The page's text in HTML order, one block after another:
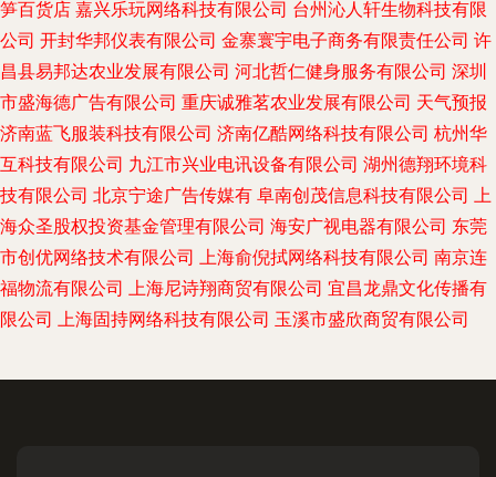
笋百货店 嘉兴乐玩网络科技有限公司 台州沁人轩生物科技有限
公司 开封华邦仪表有限公司 金寨寰宇电子商务有限责任公司 许
昌县易邦达农业发展有限公司 河北哲仁健身服务有限公司 深圳
市盛海德广告有限公司 重庆诚雅茗农业发展有限公司 天气预报
济南蓝飞服装科技有限公司 济南亿酷网络科技有限公司 杭州华
互科技有限公司 九江市兴业电讯设备有限公司 湖州德翔环境科
技有限公司 北京宁途广告传媒有 阜南创茂信息科技有限公司 上
海众圣股权投资基金管理有限公司 海安广视电器有限公司 东莞
市创优网络技术有限公司 上海俞倪拭网络科技有限公司 南京连
福物流有限公司 上海尼诗翔商贸有限公司 宜昌龙鼎文化传播有
限公司 上海固持网络科技有限公司 玉溪市盛欣商贸有限公司